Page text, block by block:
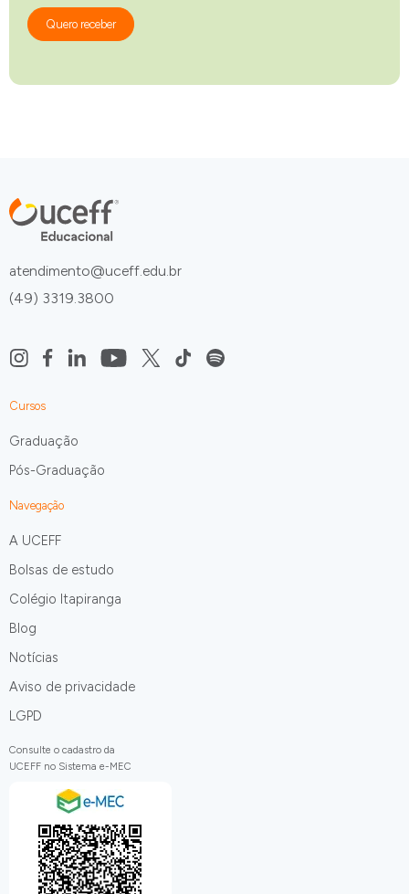
Quero receber
atendimento@uceff.edu.br
(49) 3319.3800
Cursos
Graduação
Pós-Graduação
Navegação
A UCEFF
Bolsas de estudo
Colégio Itapiranga
Blog
Notícias
Aviso de privacidade
LGPD
Consulte o cadastro da
UCEFF no Sistema e-MEC